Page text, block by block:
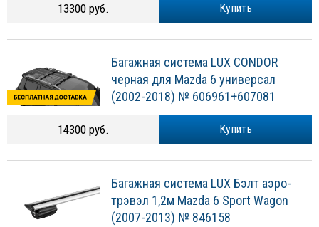
Купить
13300 руб.
Багажная система LUX CONDOR
черная для Mazda 6 универсал
(2002-2018) № 606961+607081
Купить
14300 руб.
Багажная система LUX Бэлт аэро-
трэвэл 1,2м Mazda 6 Sport Wagon
(2007-2013) № 846158